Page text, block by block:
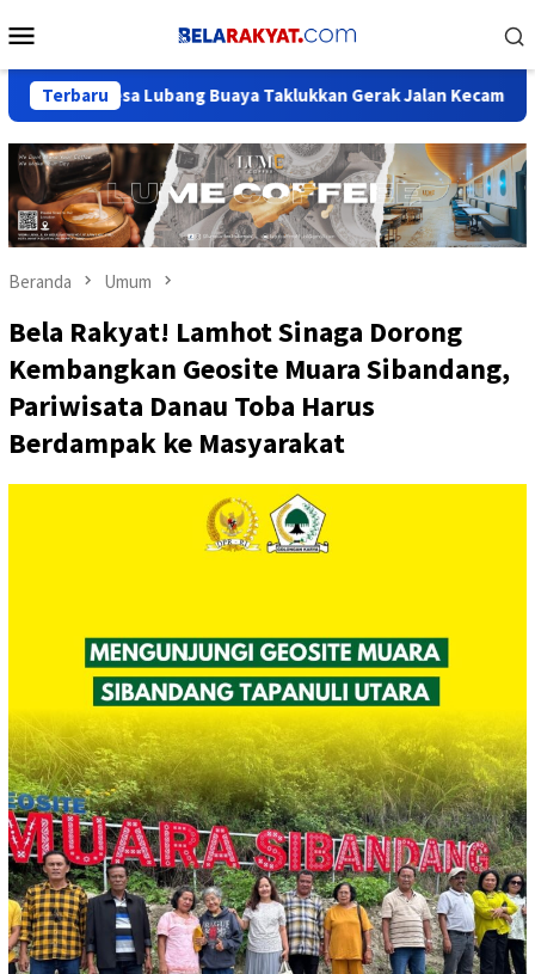
ke
Mobile
Terbaru
Lubang Buaya Taklukkan Gerak Jalan Kecamatan Setu
Beranda Umum
Bela Rakyat! Lamhot Sinaga Dorong
Kembangkan Geosite Muara Sibandang,
Pariwisata Danau Toba Harus
Berdampak ke Masyarakat